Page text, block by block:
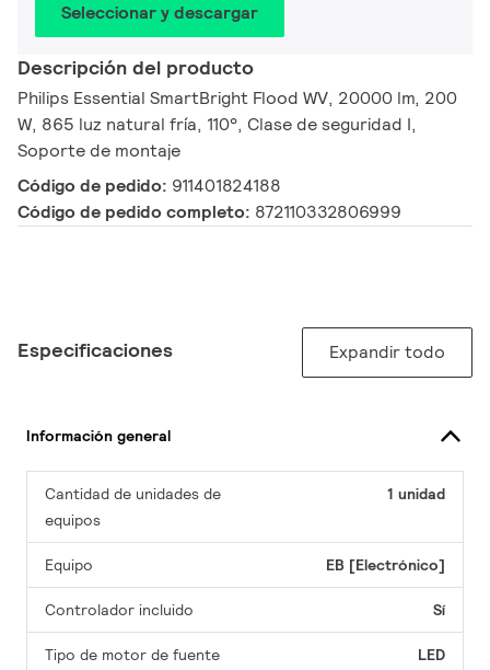
Seleccionar y descargar
Descripción del producto
Philips Essential SmartBright Flood WV, 20000 lm, 200
W, 865 luz natural fría, 110°, Clase de seguridad I,
Soporte de montaje
Código de pedido: 911401824188
Código de pedido completo: 872110332806999
Especificaciones Expandir todo
Información general
Cantidad de unidades de
equipos
1 unidad
Equipo EB [Electrónico]
Controlador incluido Sí
Tipo de motor de fuente
LED